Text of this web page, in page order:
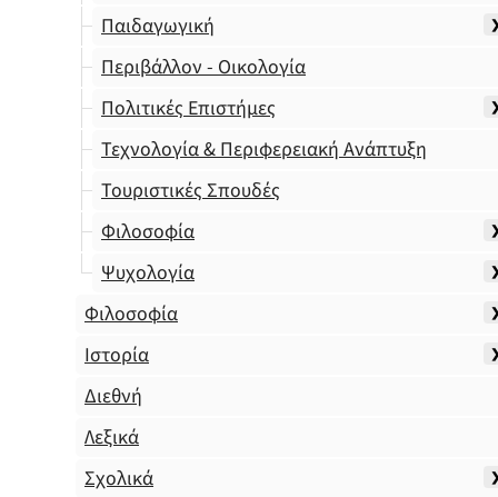
Παιδαγωγική
Περιβάλλον - Οικολογία
Πολιτικές Επιστήμες
Τεχνολογία & Περιφερειακή Ανάπτυξη
Τουριστικές Σπουδές
Φιλοσοφία
Ψυχολογία
Φιλοσοφία
Ιστορία
Διεθνή
Λεξικά
Σχολικά